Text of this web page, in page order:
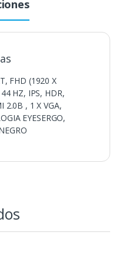
FHD (1920 X
HZ, IPS, HDR,
2.0B , 1 X VGA,
EYESERGO,